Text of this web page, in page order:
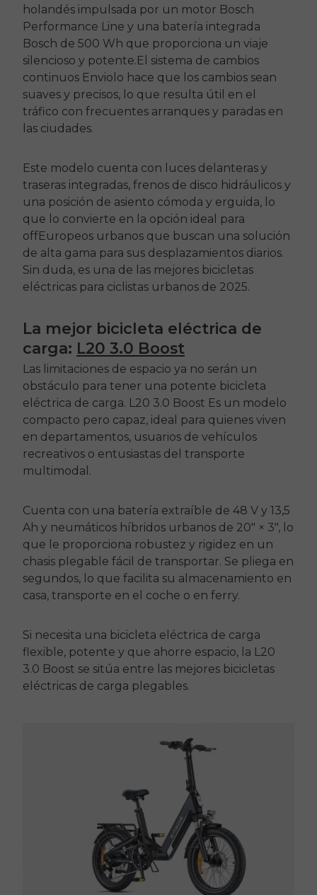
holandés impulsada por un motor Bosch
Performance Line y una batería integrada
Bosch de 500 Wh que proporciona un viaje
silencioso y potente.El sistema de cambios
continuos Enviolo hace que los cambios sean
suaves y precisos, lo que resulta útil en el
tráfico con frecuentes arranques y paradas en
las ciudades.
Este modelo cuenta con luces delanteras y
traseras integradas, frenos de disco hidráulicos y
una posición de asiento cómoda y erguida, lo
que lo convierte en la opción ideal para
offEuropeos urbanos que buscan una solución
de alta gama para sus desplazamientos diarios.
Sin duda, es una de las mejores bicicletas
eléctricas para ciclistas urbanos de 2025.
La mejor bicicleta eléctrica de
carga: L20 3.0 Boost
Las limitaciones de espacio ya no serán un
obstáculo para tener una potente bicicleta
eléctrica de carga. L20 3.0 Boost Es un modelo
compacto pero capaz, ideal para quienes viven
en departamentos, usuarios de vehículos
recreativos o entusiastas del transporte
multimodal.
Cuenta con una batería extraíble de 48 V y 13,5
Ah y neumáticos híbridos urbanos de 20″ × 3″, lo
que le proporciona robustez y rigidez en un
chasis plegable fácil de transportar. Se pliega en
segundos, lo que facilita su almacenamiento en
casa, transporte en el coche o en ferry.
Si necesita una bicicleta eléctrica de carga
flexible, potente y que ahorre espacio, la L20
3.0 Boost se sitúa entre las mejores bicicletas
eléctricas de carga plegables.
and enjoy 2% off your next order.
Email
SIGN UP NOW
email_marketing_consent
anytime.